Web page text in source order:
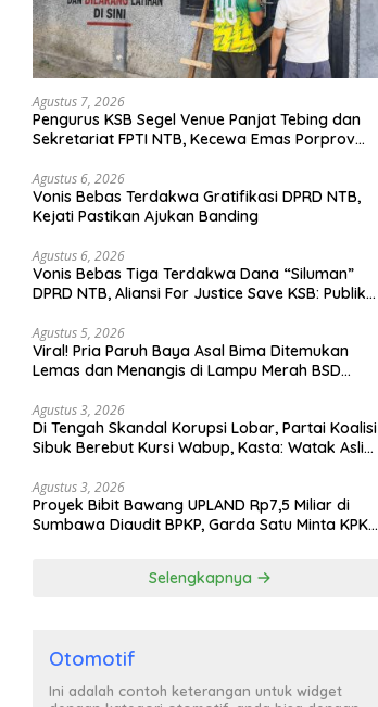
Agustus 7, 2026
Pengurus KSB Segel Venue Panjat Tebing dan
Sekretariat FPTI NTB, Kecewa Emas Porprov
Agustus 6, 2026
Vonis Bebas Terdakwa Gratifikasi DPRD NTB,
Kejati Pastikan Ajukan Banding
Agustus 6, 2026
Vonis Bebas Tiga Terdakwa Dana “Siluman”
DPRD NTB, Aliansi For Justice Save KSB: Publik
Agustus 5, 2026
Viral! Pria Paruh Baya Asal Bima Ditemukan
Lemas dan Menangis di Lampu Merah BSD
Agustus 3, 2026
Di Tengah Skandal Korupsi Lobar, Partai Koalisi
Sibuk Berebut Kursi Wabup, Kasta: Watak Asli
Agustus 3, 2026
Proyek Bibit Bawang UPLAND Rp7,5 Miliar di
Sumbawa Diaudit BPKP, Garda Satu Minta KPK
Selengkapnya
Otomotif
Ini adalah contoh keterangan untuk widget